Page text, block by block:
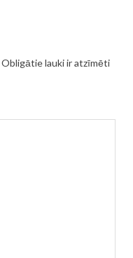
Obligātie lauki ir atzīmēti